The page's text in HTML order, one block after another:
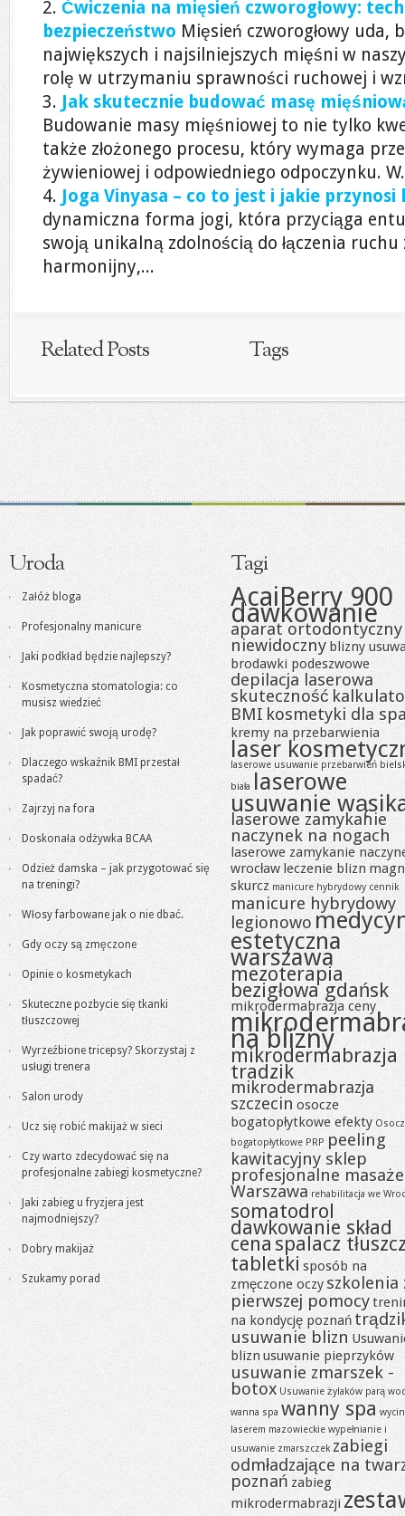
Ćwiczenia na mięsień czworogłowy:
bezpieczeństwo Mięsień czworogłowy uda,
największych i najsilniejszych mięśni w
rolę w utrzymaniu sprawności ruchowej i
Jak skutecznie budować masę
Budowanie masy mięśniowej to nie tylko
także złożonego procesu, który wymaga
żywieniowej i odpowiedniego odpoczynku.
Joga Vinyasa – co to jest i jakie przynosi
dynamiczna forma jogi, która przyciąga
swoją unikalną zdolnością do łączenia ruchu
harmonijny,...
Related Posts Tags
Uroda
Załóż bloga
Profesjonalny manicure
Jaki podkład będzie najlepszy?
Kosmetyczna stomatologia: co
musisz wiedzieć
Jak poprawić swoją urodę?
Dlaczego wskaźnik BMI przestał
spadać?
Zajrzyj na fora
Doskonała odżywka BCAA
Odzież damska – jak przygotować się
na treningi?
Włosy farbowane jak o nie dbać.
Gdy oczy są zmęczone
Opinie o kosmetykach
Skuteczne pozbycie się tkanki
tłuszczowej
Wyrzeźbione tricepsy? Skorzystaj z
usługi trenera
Salon urody
Ucz się robić makijaż w sieci
Czy warto zdecydować się na
profesjonalne zabiegi kosmetyczne?
Jaki zabieg u fryzjera jest
najmodniejszy?
Dobry makijaż
Szukamy porad
Tagi
AcaiBerry 900
dawkowanie
aparat ortodontyczny
niewidoczny blizny
brodawki podeszwowe
depilacja laserowa
skuteczność
BMI kosmetyki dla
kremy na przebarwienia
laser
laserowe usuwanie przebarwień
biała laserowe
usuwanie
laserowe zamykanie
naczynek na nogach
laserowe zamykanie
wrocław leczenie blizn
skurcz manicure hybrydowy cennik
manicure hybrydowy
legionowo
estetyczna
warszawa
mezoterapia
bezigłowa gdańsk
mikrodermabrazja ceny
na blizny
mikrodermabrazja
tradzik
mikrodermabrazja
szczecin osocze
bogatopłytkowe efekty
bogatopłytkowe PRP peeling
kawitacyjny sklep
profesjonalne masaże
Warszawa rehabilitacja we
somatodrol
dawkowanie skład
cena spalacz
tabletki sposób na
zmęczone oczy szkolenia
pierwszej pomocy
na kondycję poznań
usuwanie blizn
blizn usuwanie pieprzyków
usuwanie zmarszek -
botox Usuwanie żylaków parą
wanna spa wanny spa
laserem mazowieckie wypełnianie i
usuwanie zmarszczek zabiegi
odmładzające na
poznań zabieg
mikrodermabrazji